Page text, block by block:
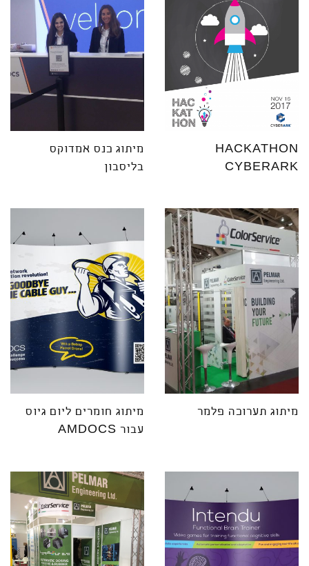
HACKATHON
CYBERARK
מיתוג כנס אמדוקס
בליסבון
מיתוג תערוכה פלמר
מיתוג חומרים ליום גיוס
עבור AMDOCS